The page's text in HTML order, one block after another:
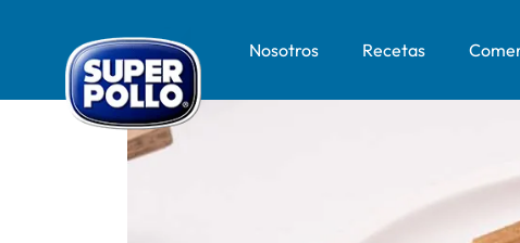
Nosotros Recetas